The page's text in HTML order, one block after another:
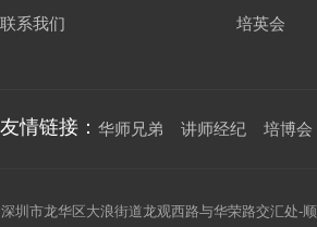
联系我们 培英会
友情链接： 华师兄弟 讲师经纪 培博会
深圳市龙华区大浪街道龙观西路与华荣路交汇处